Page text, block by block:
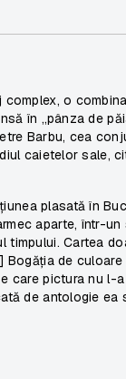
o
în „pânza de
Barbu, cea
caietelor sale,
plasată în
aparte, într-
Cartea
de
care pictura nu l-
de antologie ea